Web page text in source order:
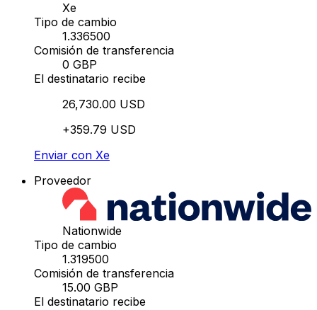
Xe
Tipo de cambio
1.336500
Comisión de transferencia
0 GBP
El destinatario recibe
26,730.00 USD
+359.79 USD
Enviar con Xe
Proveedor
Nationwide
Tipo de cambio
1.319500
Comisión de transferencia
15.00 GBP
El destinatario recibe